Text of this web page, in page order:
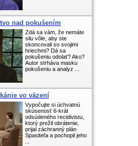
nad pokušením
Zdá sa vám, že nemáte
silu vôle, aby ste
skoncovali so svojimi
hriechmi? Dá sa
pokušeniu odolať? Ako?
Autor strháva masku
pokušeniu a analyz ...
vo väzení
Vypočujte si úchvatnú
skúsenosť 6-krát
odsúdeného recidivistu,
ktorý prežil obrátenie,
prijal záchranný plán
Spasiteľa a pochopil jeho